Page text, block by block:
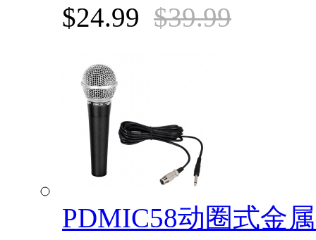
$24.99 $39.99
PDMIC58动圈式金